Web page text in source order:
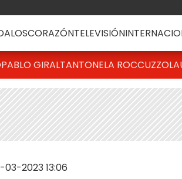
CORAZÓNTELEVISIÓN
PABLO GIRALTANTONELA ROCCUZZO
03-2023 13:06